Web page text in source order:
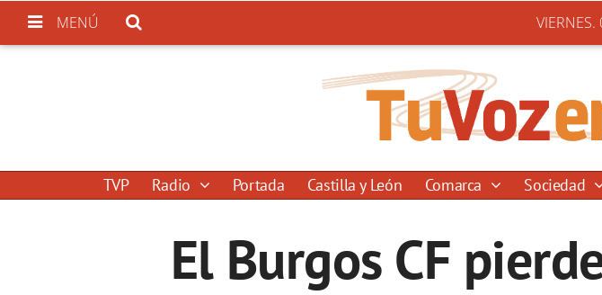
MENÚ
TVP Radio Portada Castilla y León Comarca Sociedad
El Burgos CF